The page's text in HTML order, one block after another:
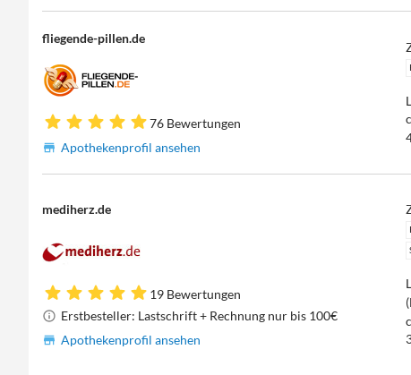
fliegende-pillen.de
76 Bewertungen
Apothekenprofil ansehen
mediherz.de
19 Bewertungen
Erstbesteller: Lastschrift + Rechnung nur bis 100€
Apothekenprofil ansehen